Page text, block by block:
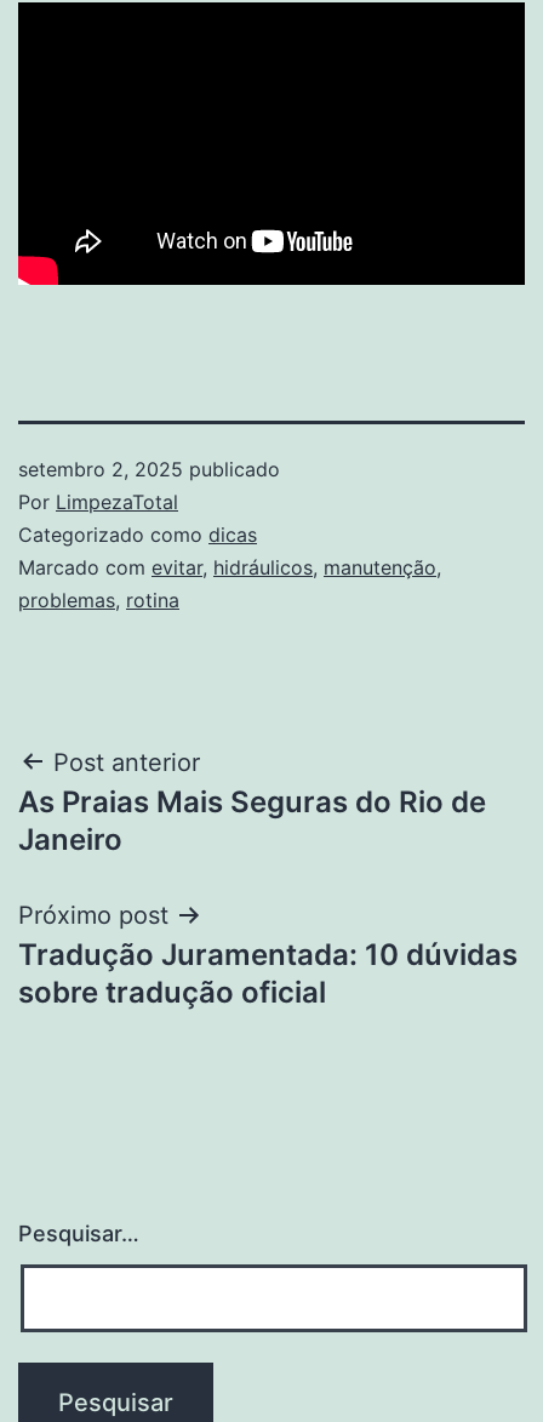
setembro 2, 2025 publicado
Por LimpezaTotal
Categorizado como dicas
Marcado com evitar, hidráulicos, manutenção,
problemas, rotina
Navegação
de
Post anterior
As Praias Mais Seguras do Rio de
Janeiro
Próximo post
Tradução Juramentada: 10 dúvidas
sobre tradução oficial
Pesquisar…